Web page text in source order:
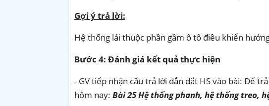
Gợi ý trả lời:
Hệ thống lái thuộc phần gầm ô tô điều khiển
Bước 4: Đánh giá kết quả thực hiện
- GV tiếp nhận câu trả lời dẫn dắt HS vào bài: Để
hôm nay: Bài 25 Hệ thống phanh, hệ thống treo,